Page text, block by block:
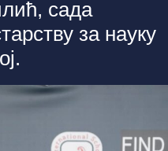
сада
за науку